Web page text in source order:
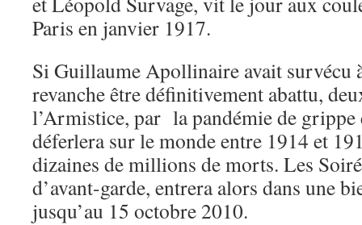
Paris en janvier 1917.
Si Guillaume Apollinaire avait survécu
revanche être définitivement abattu,
l’Armistice, par la pandémie de grippe
déferlera sur le monde entre 1914 et
dizaines de millions de morts. Les
d’avant-garde, entrera alors dans une
jusqu’au 15 octobre 2010.